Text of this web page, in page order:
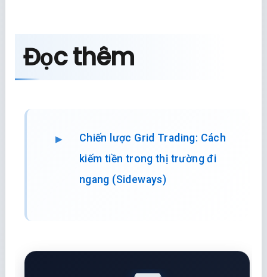
Đọc thêm
Chiến lược Grid Trading: Cách
kiếm tiền trong thị trường đi
ngang (Sideways)